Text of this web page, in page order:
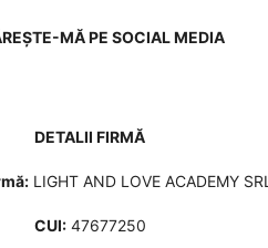
MĂ PE SOCIAL MEDIA
DETALII FIRMĂ
LIGHT AND LOVE ACADEMY SRL
CUI:47677250